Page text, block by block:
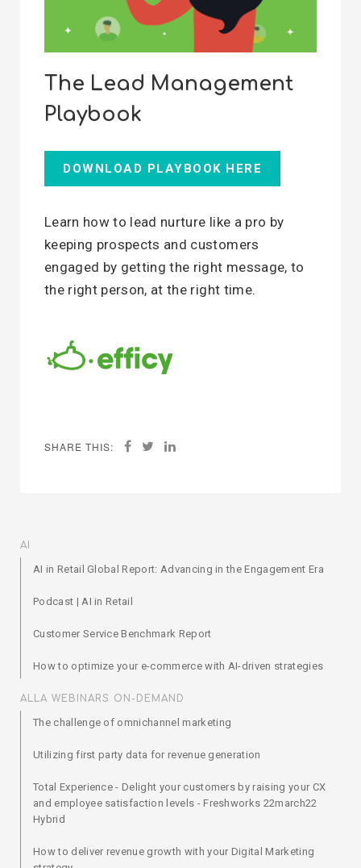
The Lead Management
Playbook
DOWNLOAD PLAYBOOK HERE
Learn how to lead nurture like a pro by
keeping prospects and customers
engaged by getting the right message, to
the right person, at the right time.
SHARE THIS:
AI
AI in Retail Global Report: Advancing in the Engagement Era
Podcast | AI in Retail
Customer Service Benchmark Report
How to optimize your e-commerce with AI-driven strategies
ALLA WEBINARS ON-DEMAND
The challenge of omnichannel marketing
Utilizing first party data for revenue generation
Total Experience - Delight your customers by raising your CX
and employee satisfaction levels - Freshworks 22march22
Hybrid
How to deliver revenue growth with your Digital Marketing